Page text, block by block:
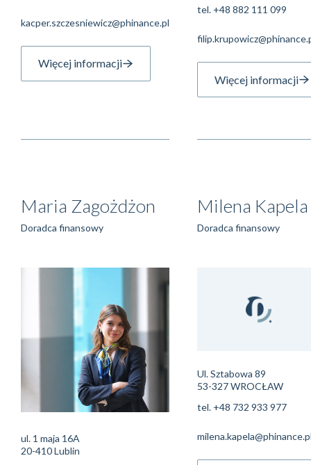
kacper.szczesniewicz@phinance.pl
Więcej informacji
tel. +48 882 111 099
Więcej informacji
Maria Zagożdżon
Doradca finansowy
ul. 1 maja 16A
20-410 Lublin
Milena Kapela
Doradca finansowy
Ul. Sztabowa 89
53-327 WROCŁAW
tel. +48 732 933 977